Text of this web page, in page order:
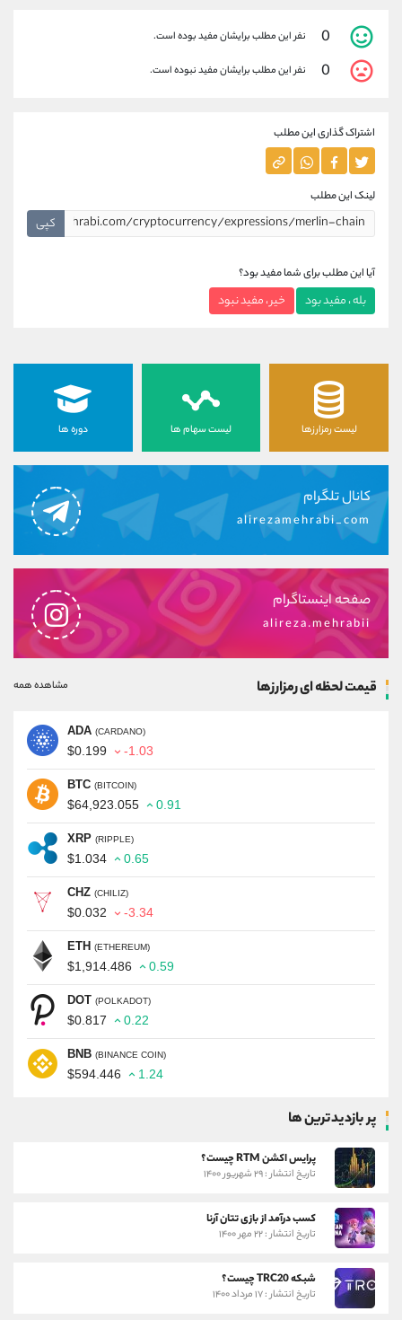
0 نفر این مطلب برایشان مفید بوده است.
0 نفر این مطلب برایشان مفید نبوده است.
اشتراک گذاری این مطلب
لینک این مطلب
کپی
آیا این مطلب برای شما مفید بود؟
بله ، مفید بود خیر ، مفید نبود
لیست رمزارزها لیست سهام ها دوره ها
کانال تلگرام
alirezamehrabi_com
صفحه اینستاگرام
alireza.mehrabii
قیمت لحظه ای رمزارزها مشاهده همه
ADA (CARDANO)
$0.199 -1.03
BTC (BITCOIN)
$64,923.055 0.91
XRP (RIPPLE)
$1.034 0.65
CHZ (CHILIZ)
$0.032 -3.34
ETH (ETHEREUM)
$1,914.486 0.59
DOT (POLKADOT)
$0.817 0.22
BNB (BINANCE COIN)
$594.446 1.24
پر بازدیدترین ها
پرایس اکشن RTM چیست؟
تاریخ انتشار : ۲۹ شهریور ۱۴۰۰
کسب درآمد از بازی تتان آرنا
تاریخ انتشار : ۲۲ مهر ۱۴۰۰
شبکه TRC20 چیست؟
تاریخ انتشار : ۱۷ مرداد ۱۴۰۰